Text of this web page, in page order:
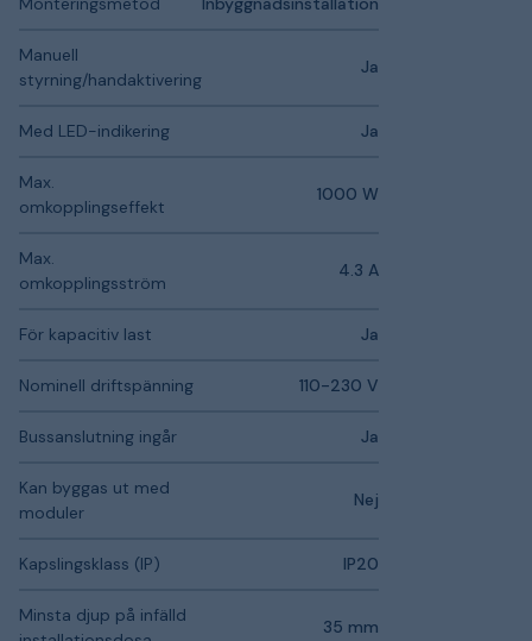
Manuell
styrning/handaktivering
Ja
Med LED-indikering Ja
Max.
omkopplingseffekt
1000 W
Max.
omkopplingsström
4.3 A
För kapacitiv last Ja
Nominell driftspänning 110-230 V
Bussanslutning ingår Ja
Kan byggas ut med
moduler
Nej
Kapslingsklass (IP) IP20
Minsta djup på infälld
35 mm